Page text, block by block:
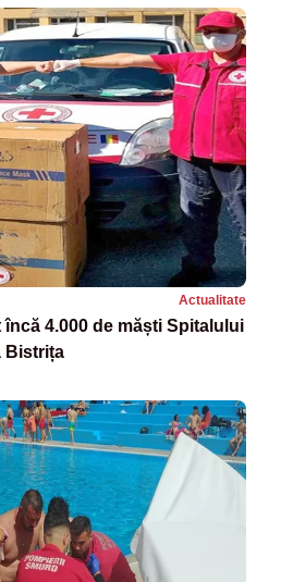
Actualitate
4.000 de măști Spitalului
Bistrița